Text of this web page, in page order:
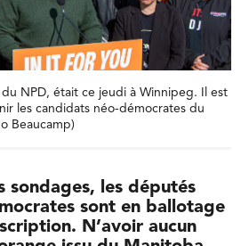
NPD, était ce jeudi à Winnipeg. Il est
les candidats néo-démocrates du
Beaucamp)
sondages, les députés
sont en ballotage
N’avoir aucun